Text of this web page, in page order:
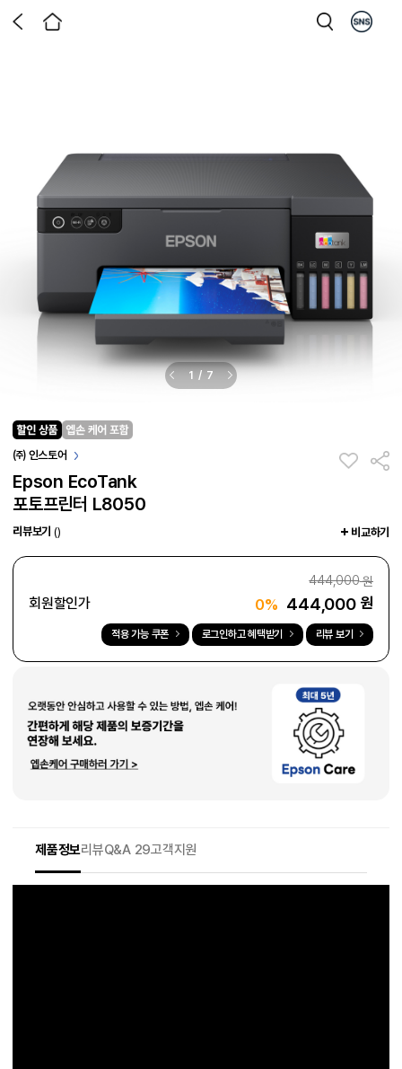
1 / 7
㈜ 인스토어
Epson EcoTank
포토프린터 L8050
리뷰보기 () 비교하기
444,000원
회원할인가 0% 444,000 원
적용 가능 쿠폰 로그인하고 혜택받기 리뷰 보기
제품정보리뷰Q&A 29고객지원